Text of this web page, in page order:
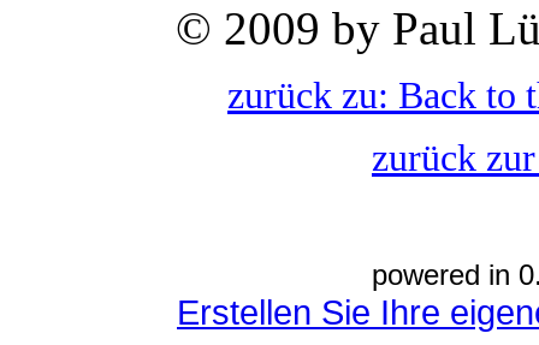
© 2009 by Paul
zurück zu: Back to
zurück
powered in
Erstellen Sie Ihre